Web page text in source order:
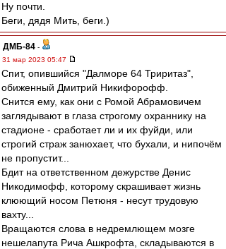
Ну почти.
Беги, дядя Мить, беги.)
ДМБ-84 -
31 мар 2023 05:47
Спит, опившийся "Далморе 64 Триритаз",
обиженный Дмитрий Никифорофф.
Снится ему, как они с Ромой Абрамовичем
заглядывают в глаза строгому охраннику на
стадионе - сработает ли и их фуйди, или
строгий страж занюхает, что бухали, и нипочём
не пропустит...
Бдит на ответственном дежурстве Денис
Никодимофф, которому скрашивает жизнь
клюющий носом Петюня - несут трудовую
вахту...
Вращаются слова в недремлющем мозге
нешелапута Рича Ашкрофта, складываются в